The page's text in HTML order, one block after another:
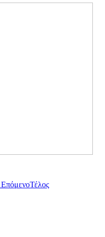
ΕπόμενοΤέλος